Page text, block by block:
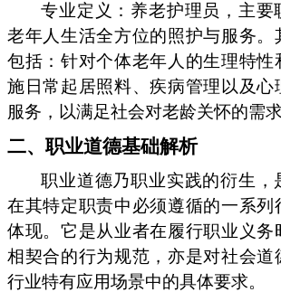
专业定义：养老护理员，主要
老年人生活全方位的照护与服务。
包括：针对个体老年人的生理特性
施日常起居照料、疾病管理以及心
服务，以满足社会对老龄关怀的需求
二、职业道德基础解析
职业道德乃职业实践的衍生，
在其特定职责中必须遵循的一系列
体现。它是从业者在履行职业义务
相契合的行为规范，亦是对社会道
行业特有应用场景中的具体要求。